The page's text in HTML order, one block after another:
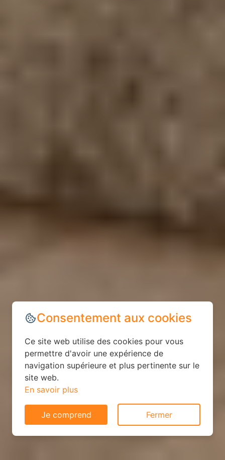
Consentement aux cookies
Ce site web utilise des cookies pour vous
permettre d'avoir une expérience de
navigation supérieure et plus pertinente sur le
site web.
En savoir plus
Je comprend Fermer